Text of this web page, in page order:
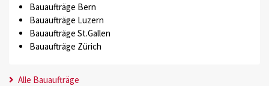
Bauaufträge Bern
Bauaufträge Luzern
Bauaufträge St.Gallen
Bauaufträge Zürich
Alle Bauaufträge